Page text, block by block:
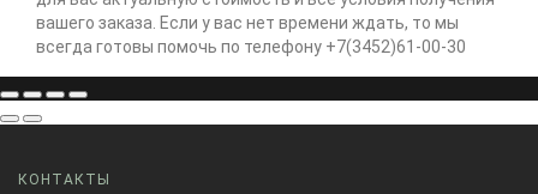
вашего заказа. Если у вас нет времени ждать, то мы
всегда готовы помочь по телефону +7(3452)61-00-30
КОНТАКТЫ